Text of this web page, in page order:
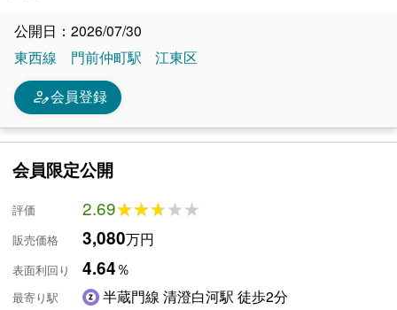
公開日：2026/07/30
東西線
門前仲町駅 江東区
person_edit会員登録
会員限定公開
評価 2.69★★★★★
★★★★★
販売価格 3,080万円
表面利回り 4.64％
最寄り駅 半蔵門線 清澄白河駅 徒歩2分